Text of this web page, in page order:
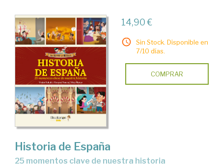
14,90 €
Sin Stock. Disponible en
7/10 días.
COMPRAR
Historia de España
25 momentos clave de nuestra historia